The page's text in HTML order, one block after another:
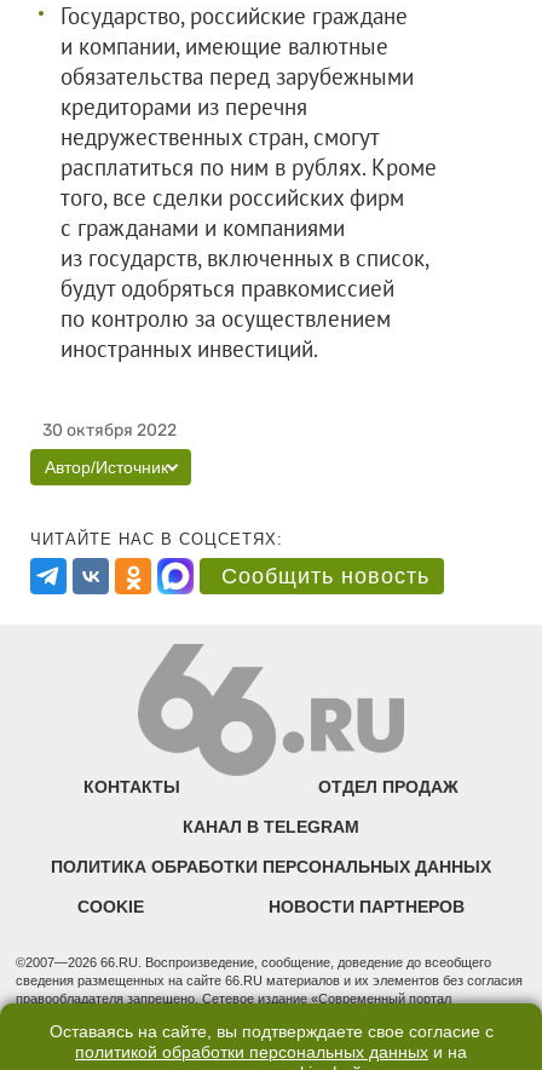
Государство, российские граждане
и компании, имеющие валютные
обязательства перед зарубежными
кредиторами из перечня
недружественных стран, смогут
расплатиться по ним в рублях. Кроме
того, все сделки российских фирм
с гражданами и компаниями
из государств, включенных в список,
будут одобряться правкомиссией
по контролю за осуществлением
иностранных инвестиций.
30 октября 2022
Автор/Источник
ЧИТАЙТЕ НАС В СОЦСЕТЯХ:
Сообщить новость
КОНТАКТЫ ОТДЕЛ ПРОДАЖ
КАНАЛ В TELEGRAM
ПОЛИТИКА ОБРАБОТКИ ПЕРСОНАЛЬНЫХ ДАННЫХ
COOKIE НОВОСТИ ПАРТНЕРОВ
©2007—2026 66.RU. Воспроизведение, сообщение, доведение до всеобщего
сведения размещенных на сайте 66.RU материалов и их элементов без согласия
правообладателя запрещено. Сетевое издание «Современный портал
надзору в сфере связи, информационных технологий и массовых коммуникаций
(Роскомнадзор). Регистрационный номер ЭЛ № ФС 77 - 76634 от 02.09.2019
Оставаясь на сайте, вы подтверждаете свое согласие с
политикой обработки персональных данных и на